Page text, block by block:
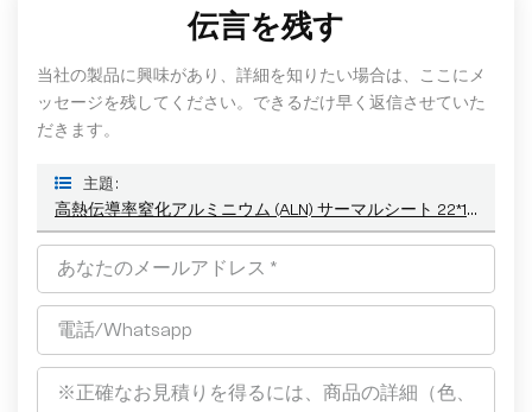
伝言を残す
当社の製品に興味があり、詳細を知りたい場合は、ここにメ
ッセージを残してください。できるだけ早く返信させていた
だきます。
主題 :
高熱伝導率窒化アルミニウム (ALN) サーマルシート 22*17*1mm